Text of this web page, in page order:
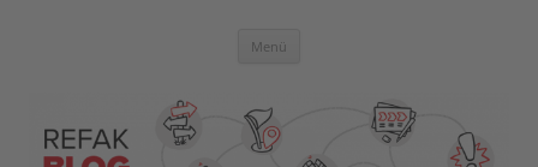
Blog der Referent:innen Akademie
Menü